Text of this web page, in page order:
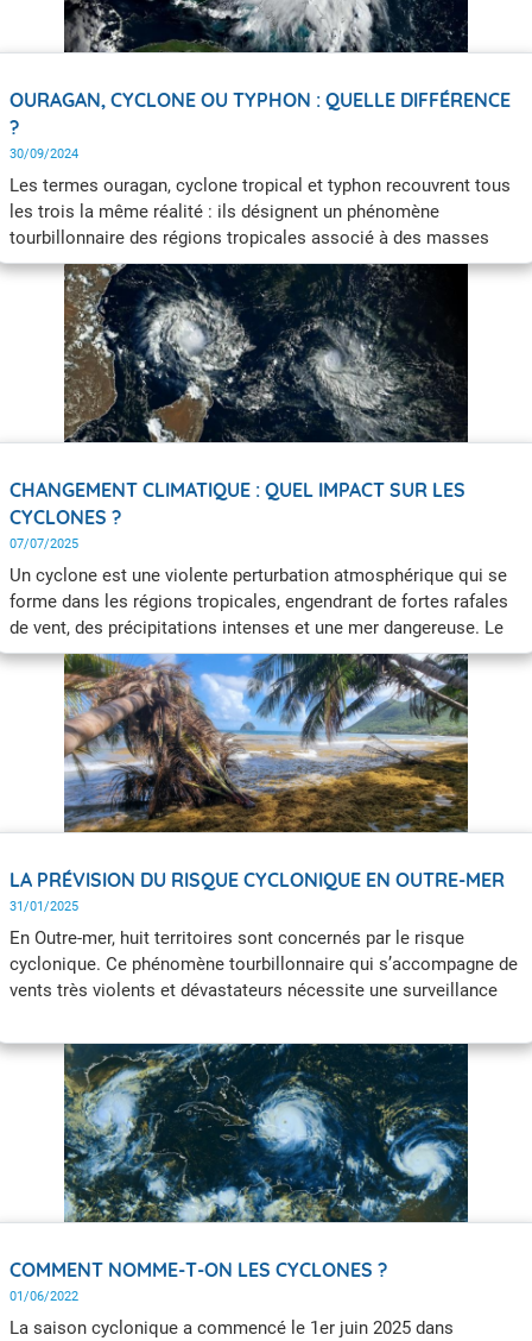
OURAGAN, CYCLONE OU TYPHON : QUELLE DIFFÉRENCE
?
30/09/2024
Les termes ouragan, cyclone tropical et typhon recouvrent tous
les trois la même réalité : ils désignent un phénomène
tourbillonnaire des régions tropicales associé à des masses
pluvio-orageuses organisées et accompagnées de vents dont la
vitesse est supérieure à 64 nœuds, c'est-à-dire 118 km/h (soit
force 12 sur l'échelle de Beaufort).
CHANGEMENT CLIMATIQUE : QUEL IMPACT SUR LES
CYCLONES ?
07/07/2025
Un cyclone est une violente perturbation atmosphérique qui se
forme dans les régions tropicales, engendrant de fortes rafales
de vent, des précipitations intenses et une mer dangereuse. Le
changement climatique augmente leur intensité notamment
avec des pluies cycloniques plus intenses.
LA PRÉVISION DU RISQUE CYCLONIQUE EN OUTRE-MER
31/01/2025
En Outre-mer, huit territoires sont concernés par le risque
cyclonique. Ce phénomène tourbillonnaire qui s’accompagne de
vents très violents et dévastateurs nécessite une surveillance
COMMENT NOMME-T-ON LES CYCLONES ?
01/06/2022
La saison cyclonique a commencé le 1er juin 2025 dans